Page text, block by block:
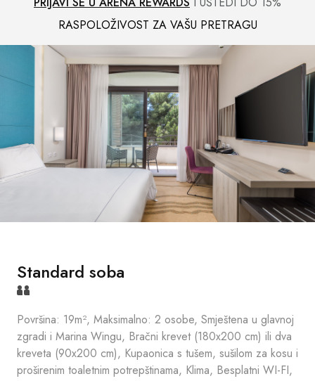
RASPOLOŽIVOST ZA VAŠU PRETRAGU
Standard soba
Površina: 19m², Maksimalno: 2 osobe, Smještena u glavnoj
zgradi i Marina Wingu, Bračni krevet (180x200 cm) ili dva
kreveta (90x200 cm), Kupaonica s tušem, sušilom za kosu i
proširenim toaletnim potrepštinama, Klima, Besplatni WI-FI,